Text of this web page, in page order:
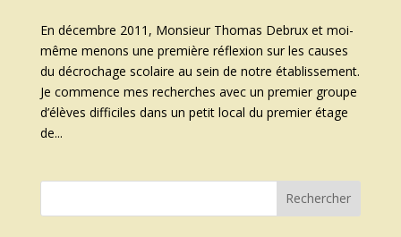
En décembre 2011, Monsieur Thomas Debrux et moi-
même menons une première réflexion sur les causes
du décrochage scolaire au sein de notre établissement.
Je commence mes recherches avec un premier groupe
d’élèves difficiles dans un petit local du premier étage
de...